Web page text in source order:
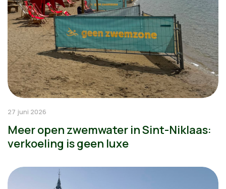
27 juni 2026
Meer open zwemwater in Sint-Niklaas:
verkoeling is geen luxe